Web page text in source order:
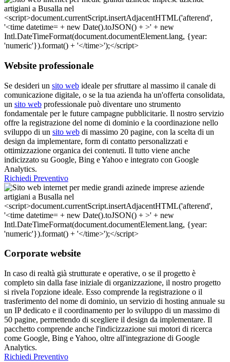
Website professionale
Se desideri un sito web ideale per sfruttare al massimo il canale di
comunicazione digitale, o se la tua azienda ha un'offerta consolidata,
un sito web professionale può diventare uno strumento
fondamentale per le future campagne pubblicitarie. Il nostro servizio
offre la registrazione del nome di dominio e la coordinazione nello
sviluppo di un sito web di massimo 20 pagine, con la scelta di un
design da implementare, form di contatto personalizzati e
ottimizzazione organica dei contenuti. Il tutto viene anche
indicizzato su Google, Bing e Yahoo e integrato con Google
Analytics.
Richiedi Preventivo
Corporate website
In caso di realtà già strutturate e operative, o se il progetto è
completo sin dalla fase iniziale di organizzazione, il nostro progetto
si rivela l'opzione ideale. Esso comprende la registrazione o il
trasferimento del nome di dominio, un servizio di hosting annuale su
un IP dedicato e il coordinamento per lo sviluppo di un massimo di
50 pagine, permettendo di scegliere il design da implementare. Il
pacchetto comprende anche l'indicizzazione sui motori di ricerca
come Google, Bing e Yahoo, oltre all'integrazione di Google
Analytics.
Richiedi Preventivo